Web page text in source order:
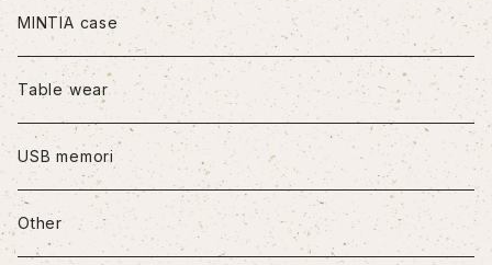
iPhone11Pro Max
iPhone12/12Pro
iPhone12mini
iPhone12Pro Max
MINTIA case
Table wear
USB memori
Other